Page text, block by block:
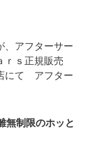
込みの場合は、保
売価格（税抜）の
スタッフまで。
は発生しません。
ー純正品以外の部
整備付
ヶ月点検整備付
、アフターサー
ｒｓ正規販売
にて アフター
無制限のホッと